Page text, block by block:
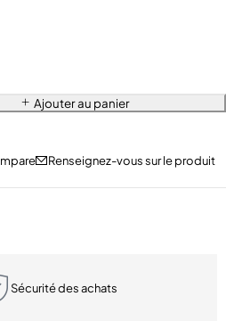
Ajouter au panier
Renseignez-vous sur le produit
Sécurité des achats